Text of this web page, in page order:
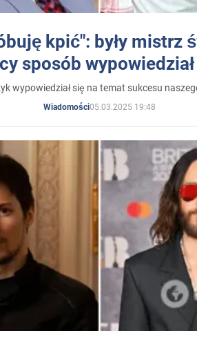
kpić": były mistrz
sposób
wypowiedział się na temat sukcesu
Wiadomości05.03.2025 19:48